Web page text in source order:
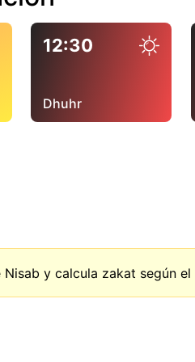
12:30
Dhuhr
y calcula zakat según el